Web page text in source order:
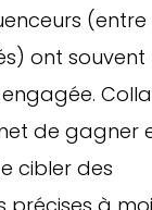
(entre
ont souvent
de gagner
cibler des